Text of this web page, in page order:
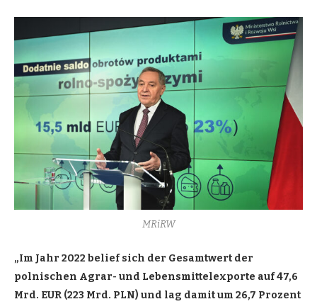
MRiRW
„Im Jahr 2022 belief sich der Gesamtwert der
polnischen Agrar- und Lebensmittelexporte auf 47,6
Mrd. EUR (223 Mrd. PLN) und lag damit um 26,7 Prozent